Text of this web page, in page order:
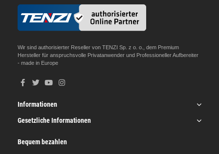
Wir sind authorisierter Reseller von TENZI Sp. z o. o., dem Premium
Hersteller für anspruchsvolle Privatanwender und Professioneller Aufbereiter
- made in Europe
Informationen
Gesetzliche Informationen
Bequem bezahlen